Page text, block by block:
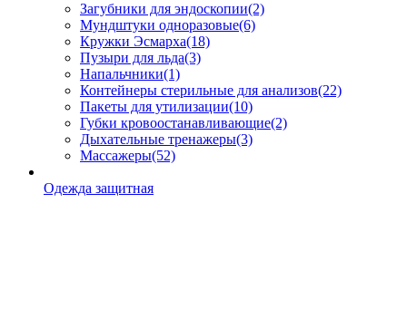
Загубники для эндоскопии(2)
Мундштуки одноразовые(6)
Кружки Эсмарха(18)
Пузыри для льда(3)
Напальчники(1)
Контейнеры стерильные для анализов(22)
Пакеты для утилизации(10)
Губки кровоостанавливающие(2)
Дыхательные тренажеры(3)
Массажеры(52)
Одежда защитная